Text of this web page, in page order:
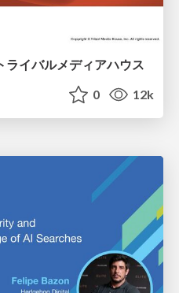
ライバルメディアハウス
0 12k